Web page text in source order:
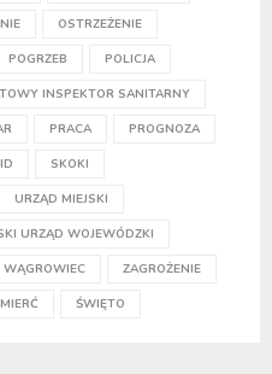
OSTRZEŻENIE
POGRZEB POLICJA
INSPEKTOR SANITARNY
PRACA PROGNOZA
SKOKI
URZĄD MIEJSKI
URZĄD WOJEWÓDZKI
WĄGROWIEC ZAGROŻENIE
ŚWIĘTO